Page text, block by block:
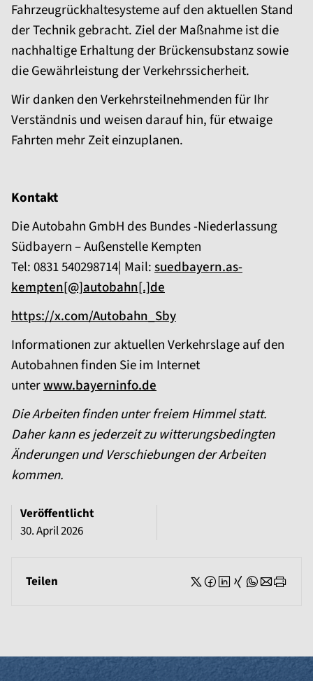
Fahrzeugrückhaltesysteme auf den aktuellen Stand
der Technik gebracht. Ziel der Maßnahme ist die
nachhaltige Erhaltung der Brückensubstanz sowie
die Gewährleistung der Verkehrssicherheit.
Wir danken den Verkehrsteilnehmenden für Ihr
Verständnis und weisen darauf hin, für etwaige
Fahrten mehr Zeit einzuplanen.
Kontakt
Die Autobahn GmbH des Bundes -Niederlassung
Südbayern – Außenstelle Kempten
Tel: 0831 540298714| Mail:suedbayern.as-
kempten[@]autobahn[.]de
https://x.com/Autobahn_Sby
Informationen zur aktuellen Verkehrslage auf den
Autobahnen finden Sie im Internet
unterwww.bayerninfo.de
Die Arbeiten finden unter freiem Himmel statt.
Daher kann es jederzeit zu witterungsbedingten
Änderungen und Verschiebungen der Arbeiten
kommen.
Veröffentlicht
30. April 2026
Teilen